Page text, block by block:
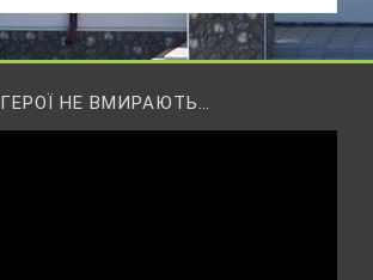
ГЕРОЇ НЕ ВМИРАЮТЬ…